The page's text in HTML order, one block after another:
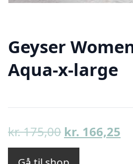
Geyser
Aqua-x-large
kr.175,00 Den
oprindelige
kr. 166,25